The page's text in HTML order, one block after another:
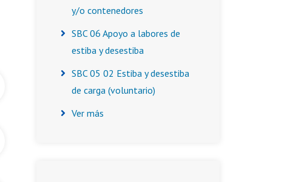
y/o contenedores
SBC 06 Apoyo a labores de
estiba y desestiba
SBC 05 02 Estiba y desestiba
de carga (voluntario)
Ver más